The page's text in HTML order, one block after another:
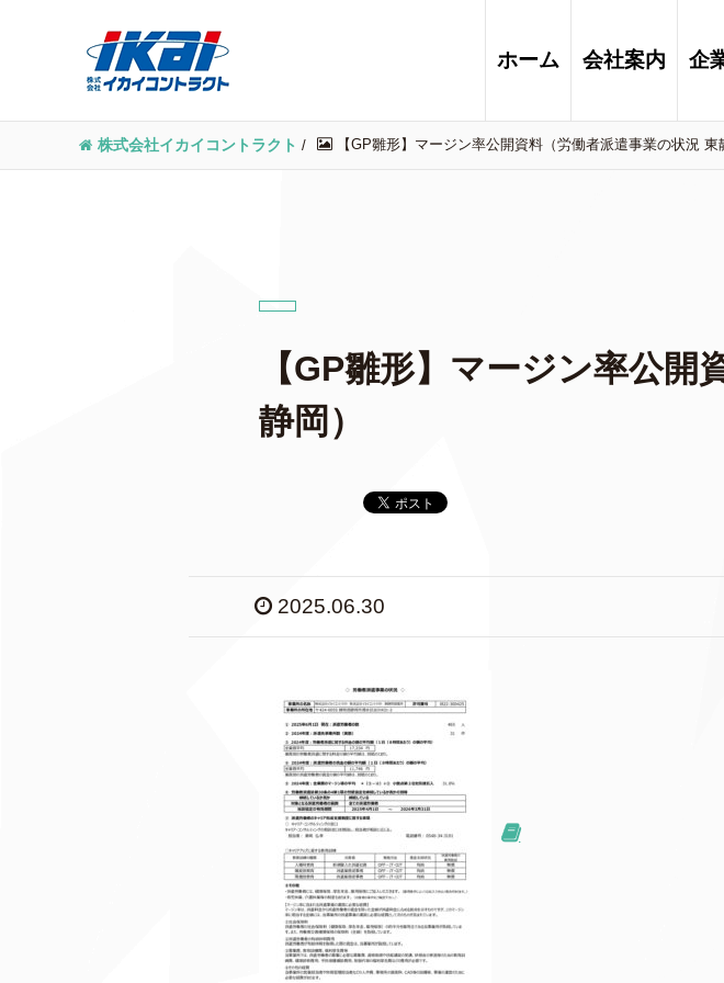
ホーム 会社案内 企
株式会社イカイコントラクト / 【GP雛形】マージン率公開資料（労働者派遣事業の状況 東
【GP雛形】マージン率公
静岡）
2025.06.30